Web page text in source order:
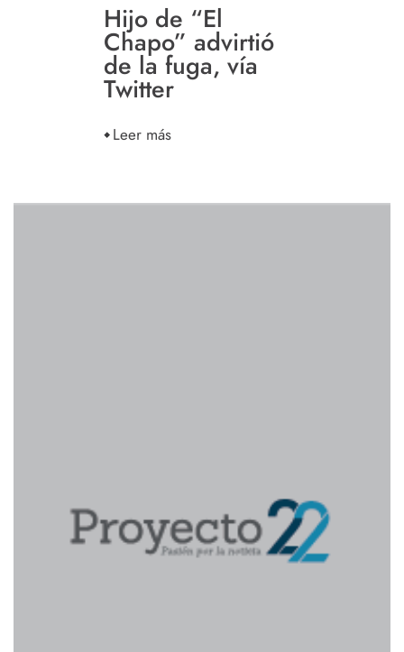
Hijo de “El
Chapo” advirtió
de la fuga, vía
Twitter
Leer más